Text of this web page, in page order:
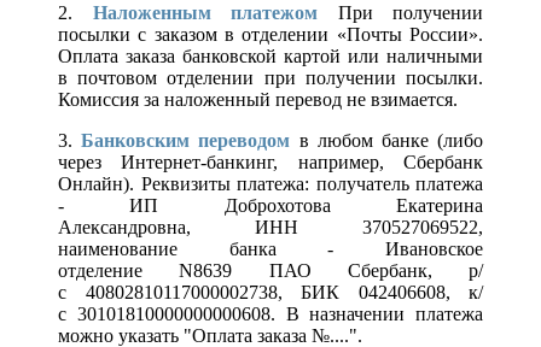
2. Наложенным платежом При получении
посылки с заказом в отделении «Почты России».
Оплата заказа банковской картой или наличными
в почтовом отделении при получении посылки.
Комиссия за наложенный перевод не взимается.
3.Банковским переводом в любом банке (либо
через Интернет-банкинг, например, Сбербанк
Онлайн). Реквизиты платежа: получатель платежа
- ИП Доброхотова Екатерина
Александровна, ИНН 370527069522,
наименование банка - Ивановское
отделение N8639 ПАО Сбербанк, р/
с 40802810117000002738, БИК 042406608, к/
с 30101810000000000608. В назначении платежа
можно указать "Оплата заказа №....".